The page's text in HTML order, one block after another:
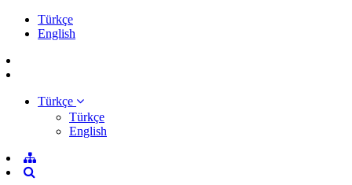
Türkçe
English
Türkçe
Türkçe
English